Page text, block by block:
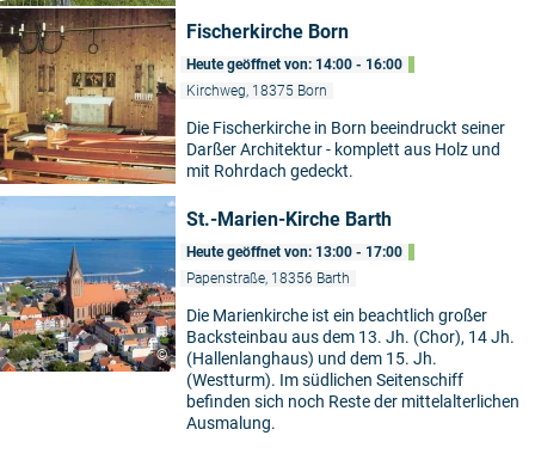
Fischerkirche Born
Heute geöffnet von: 14:00 - 16:00
Kirchweg, 18375 Born
Die Fischerkirche in Born beeindruckt seiner
Darßer Architektur - komplett aus Holz und
mit Rohrdach gedeckt.
©
St.-Marien-Kirche Barth
Heute geöffnet von: 13:00 - 17:00
Papenstraße, 18356 Barth
Die Marienkirche ist ein beachtlich großer
Backsteinbau aus dem 13. Jh. (Chor), 14 Jh.
(Hallenlanghaus) und dem 15. Jh.
(Westturm). Im südlichen Seitenschiff
befinden sich noch Reste der mittelalterlichen
Ausmalung.